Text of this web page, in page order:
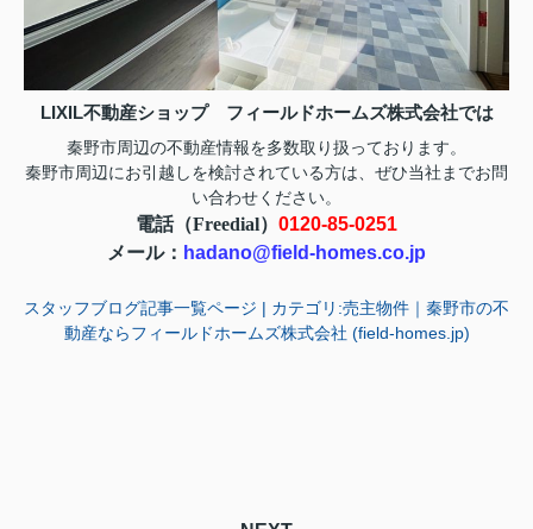
LIXIL不動産ショップ フィールドホームズ株式会社では
秦野市周辺の不動産情報を多数取り扱っております。
秦野市周辺にお引越しを検討されている方は、ぜひ当社までお問
い合わせ ください。
電話（Freedial） 0120-85-0251
メール： hadano@field-homes.co.jp
スタッフブログ記事一覧ページ | カテゴリ:売主物件｜秦野市の不
動産ならフィールドホームズ株式会社 (field-homes.jp)